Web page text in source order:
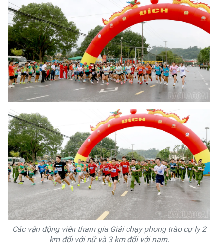
Các vận động viên tham gia Giải chạy phong trào cự ly 2
km đối với nữ và 3 km đối với nam.